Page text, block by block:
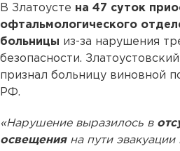
В Златоусте на 47 суток
офтальмологического
больницы из-за нарушения
безопасности.
признал больницу виновной
РФ.
«Нарушение выразилось в
освещенияна пути эвакуации